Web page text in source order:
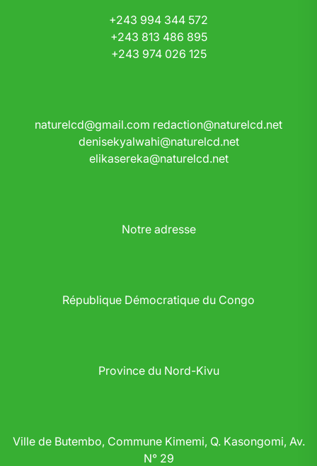
+243 994 344 572
+243 813 486 895
+243 974 026 125
naturelcd@gmail.com redaction@naturelcd.net
denisekyalwahi@naturelcd.net
elikasereka@naturelcd.net
Notre adresse
République Démocratique du Congo
Province du Nord-Kivu
Ville de Butembo, Commune Kimemi, Q. Kasongomi, Av.
N° 29